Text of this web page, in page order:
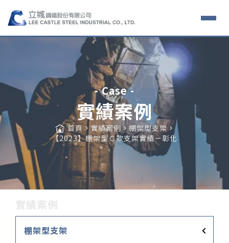
- Case -
實績案例
首頁 實績案例
棚架型支架
【2023】棚架型Ｃ款支架實績－彰化